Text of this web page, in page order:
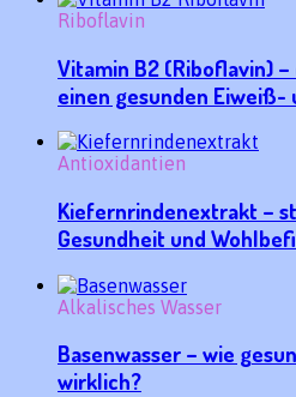
Riboflavin
Vitamin B2 (Riboflavin)
einen gesunden
Antioxidantien
Kiefernrindenextrakt –
Gesundheit und
Alkalisches Wasser
Basenwasser – wie
wirklich?